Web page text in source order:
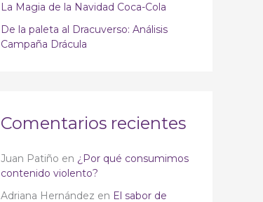
La Magia de la Navidad Coca-Cola
De la paleta al Dracuverso: Análisis
Campaña Drácula
Comentarios recientes
Juan Patiño en ¿Por qué consumimos
contenido violento?
Adriana Hernández en El sabor de